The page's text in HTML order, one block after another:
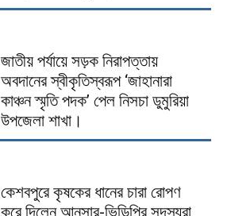
জাতীয় পর্যায়ে সড়ক নিরাপত্তায়
অবদানের স্বীকৃতিস্বরূপ ‘জাহানারা
কাঞ্চন স্মৃতি পদক’ পেল নিসচা ডুমুরিয়া
উপজেলা শাখা।
কেশবপুরে কৃষকের ধানের চারা রোপণ
করে দিলেন আনসার-ভিডিপির সদস্যরা